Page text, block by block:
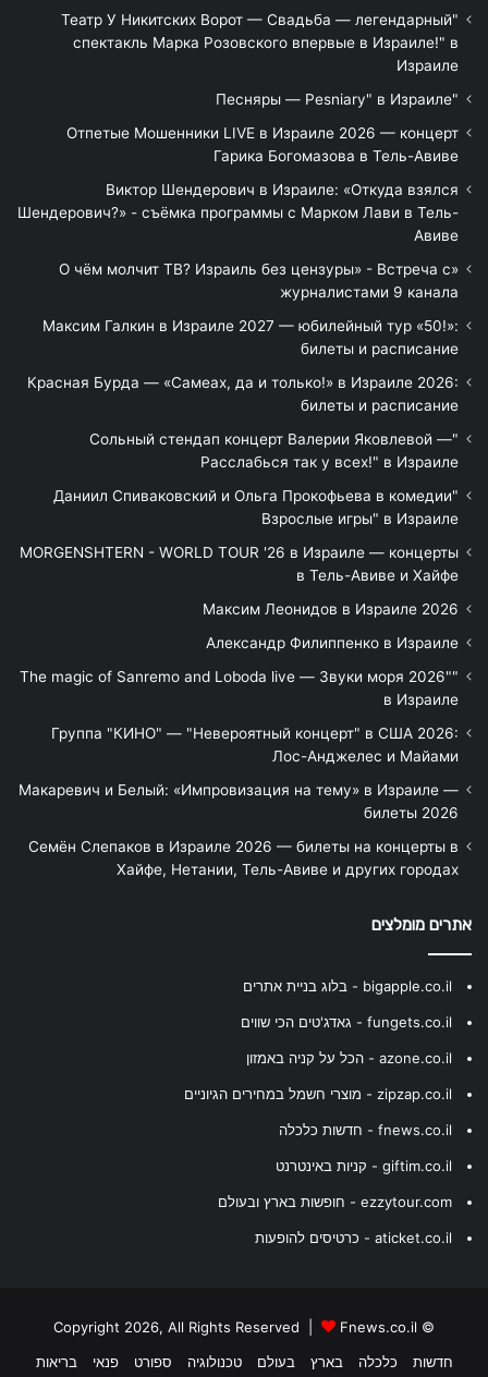
"Театр У Никитских Ворот — Свадьба — легендарный
спектакль Марка Розовского впервые в Израиле!" в
Израиле
"Песняры — Pesniary" в Израиле
Отпетые Мошенники LIVE в Израиле 2026 — концерт
Гарика Богомазова в Тель-Авиве
Виктор Шендерович в Израиле: «Откуда взялся
Шендерович?» - съёмка программы с Марком Лави в Тель-
Авиве
«О чём молчит ТВ? Израиль без цензуры» - Встреча с
журналистами 9 канала
Максим Галкин в Израиле 2027 — юбилейный тур «50!»:
билеты и расписание
Красная Бурда — «Самеах, да и только!» в Израиле 2026:
билеты и расписание
"Сольный стендап концерт Валерии Яковлевой —
Расслабься так у всех!" в Израиле
"Даниил Спиваковский и Ольга Прокофьева в комедии
Взрослые игры" в Израиле
MORGENSHTERN - WORLD TOUR '26 в Израиле — концерты
в Тель-Авиве и Хайфе
Максим Леонидов в Израиле 2026
Александр Филиппенко в Израиле
"The magic of Sanremo and Loboda live — Звуки моря 2026"
в Израиле
Группа "КИНО" — "Невероятный концерт" в США 2026:
Лос-Анджелес и Майами
Макаревич и Белый: «Импровизация на тему» в Израиле —
билеты 2026
Семён Слепаков в Израиле 2026 — билеты на концерты в
Хайфе, Нетании, Тель-Авиве и других городах
אתרים מומלצים
bigapple.co.il - בלוג בניית אתרים
fungets.co.il - גאדג'טים הכי שווים
azone.co.il - הכל על קניה באמזון
zipzap.co.il - מוצרי חשמל במחירים הגיוניים
fnews.co.il - חדשות כלכלה
giftim.co.il - קניות באינטרנט
ezzytour.com - חופשות בארץ ובעולם
aticket.co.il - כרטיסים להופעות
© Copyright 2026, All Rights Reserved |
Fnews.co.il
חדשות
כלכלה בארץ בעולם טכנולוגיה ספורט פנאי בריאות